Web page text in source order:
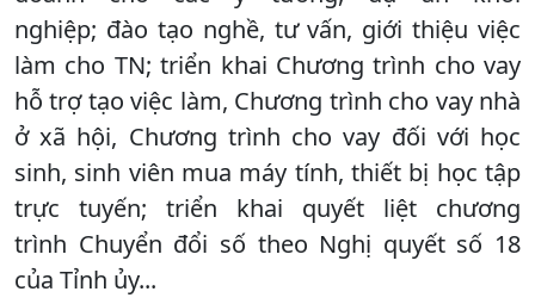
nghiệp; đào tạo nghề, tư vấn, giới thiệu việc
làm cho TN; triển khai Chương trình cho vay
hỗ trợ tạo việc làm, Chương trình cho vay nhà
ở xã hội, Chương trình cho vay đối với học
sinh, sinh viên mua máy tính, thiết bị học tập
trực tuyến; triển khai quyết liệt chương
trình Chuyển đổi số theo Nghị quyết số 18
của Tỉnh ủy...